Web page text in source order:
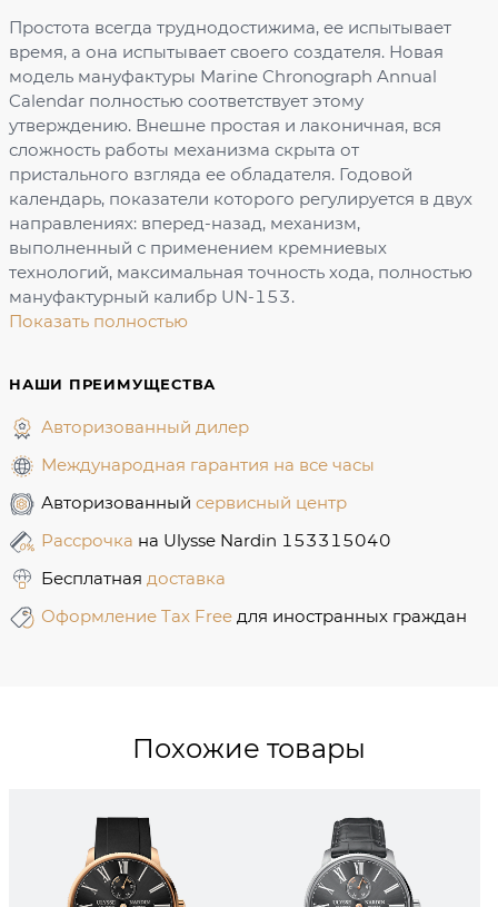
Простота всегда труднодостижима, ее испытывает
время, а она испытывает своего создателя. Новая
модель мануфактуры Marine Chronograph Annual
Calendar полностью соответствует этому
утверждению. Внешне простая и лаконичная, вся
сложность работы механизма скрыта от
пристального взгляда ее обладателя. Годовой
календарь, показатели которого регулируется в двух
направлениях: вперед-назад, механизм,
выполненный с применением кремниевых
технологий, максимальная точность хода, полностью
мануфактурный калибр UN-153.
Показать полностью
НАШИ ПРЕИМУЩЕСТВА
Авторизованный дилер
Международная гарантия на все часы
Авторизованный сервисный центр
Рассрочка на Ulysse Nardin 153315040
Бесплатная доставка
Оформление Tax Free для иностранных граждан
Похожие товары